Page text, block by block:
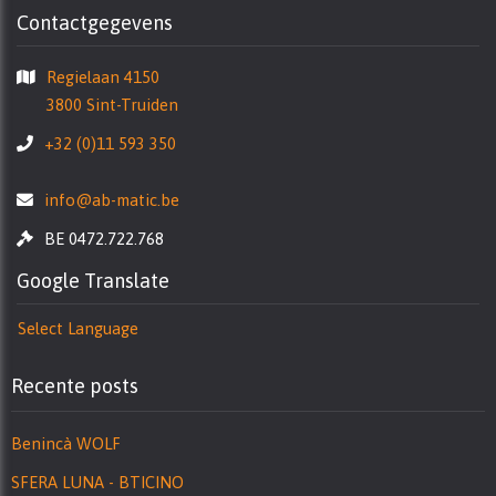
Contactgegevens
Regielaan 4150
3800 Sint-Truiden
+32 (0)11 593 350
info@ab-matic.be
BE 0472.722.768
Google Translate
Select Language
Recente posts
Benincà WOLF
SFERA LUNA - BTICINO